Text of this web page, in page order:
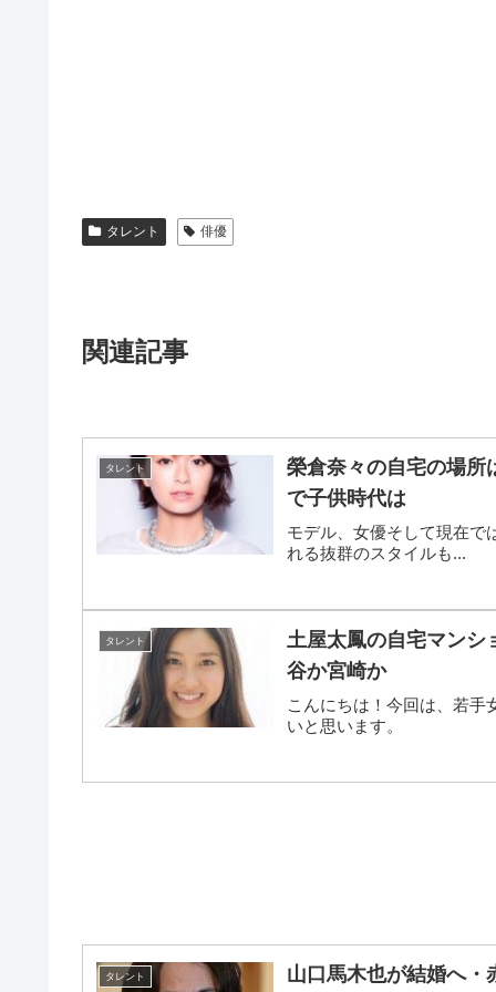
タレント 俳優
関連記事
タレント
榮倉奈々の自宅の場所
で子供時代は
モデル、女優そして現在で
れる抜群のスタイルも...
タレント
土屋太鳳の自宅マンシ
谷か宮崎か
こんにちは！今回は、若手
いと思います。
タレント 山口馬木也が結婚へ